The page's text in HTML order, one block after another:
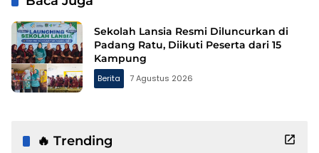
Sekolah Lansia Resmi Diluncurkan di
Padang Ratu, Diikuti Peserta dari 15
Kampung
Berita 7 Agustus 2026
🔥 Trending